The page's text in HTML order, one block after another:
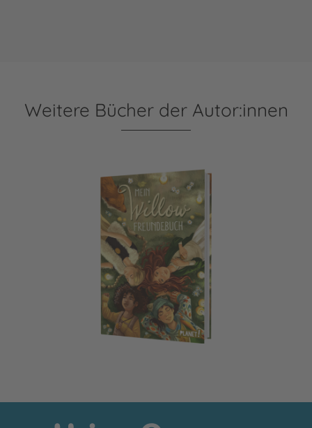
Weitere Bücher der Autor:innen
Ein Mädchen namens Willow: Mein Willow-Freundebuch